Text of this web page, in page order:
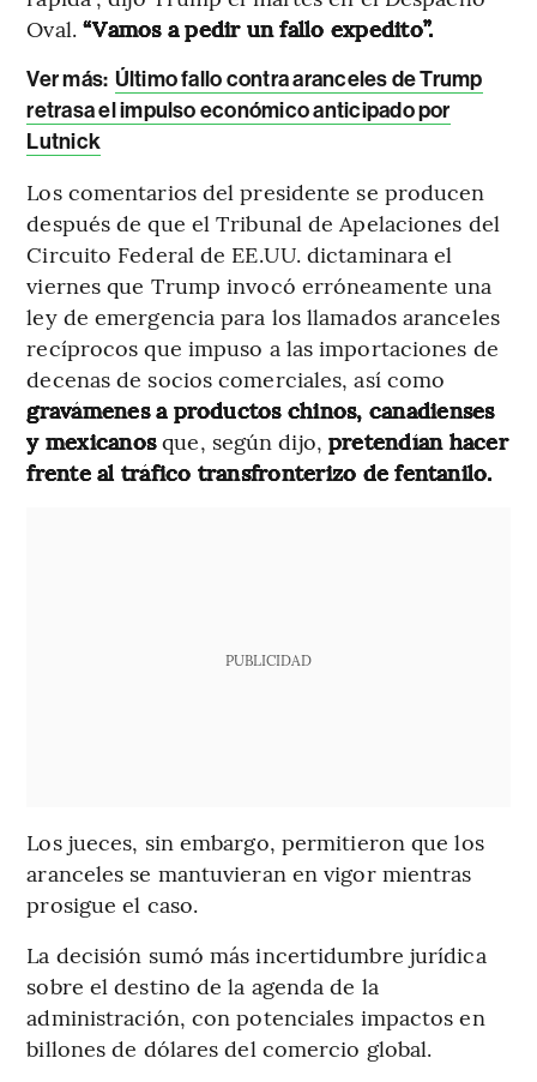
Oval.“Vamos a pedir un fallo expedito”.
Ver más: Último fallo contra aranceles de Trump
retrasa el impulso económico anticipado por
Lutnick
Los comentarios del presidente se producen
después de que el Tribunal de Apelaciones del
Circuito Federal de EE.UU. dictaminara el
viernes que Trump invocó erróneamente una
ley de emergencia para los llamados aranceles
recíprocos que impuso a las importaciones de
decenas de socios comerciales, así como
gravámenes a productos chinos, canadienses
y mexicanosque, según dijo, pretendían hacer
frente al tráfico transfronterizo de fentanilo.
PUBLICIDAD
Los jueces, sin embargo, permitieron que los
aranceles se mantuvieran en vigor mientras
prosigue el caso.
La decisión sumó más incertidumbre jurídica
sobre el destino de la agenda de la
administración, con potenciales impactos en
billones de dólares del comercio global.